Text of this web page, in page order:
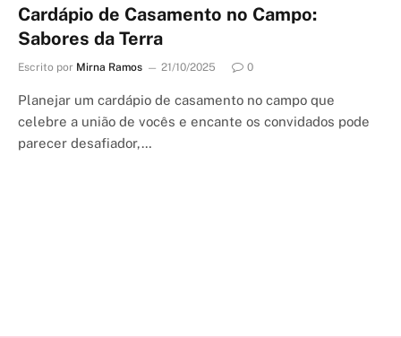
Cardápio de Casamento no Campo:
Sabores da Terra
Escrito por Mirna Ramos 21/10/2025 0
Planejar um cardápio de casamento no campo que
celebre a união de vocês e encante os convidados pode
parecer desafiador,…